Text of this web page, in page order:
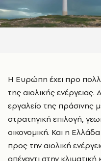
Η Ευρώπη έχει προ πολλού αντιληφθεί τη σημασία
της αιολικής ενέργειας.
εργαλείο της πράσινης
στρατηγική επιλογή,
οικονομική. Και η
προς την αιολική
απέναντι στην κλιματική